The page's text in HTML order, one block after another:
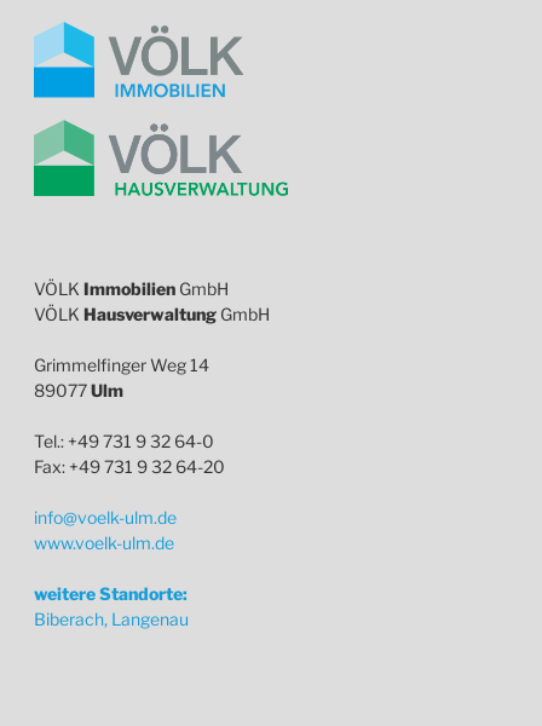
VÖLK Immobilien GmbH
VÖLK Hausverwaltung GmbH
Grimmelfinger Weg 14
89077Ulm
Tel.: +49 731 9 32 64-0
Fax: +49 731 9 32 64-20
info@voelk-ulm.de
www.voelk-ulm.de
weitere Standorte:
Biberach, Langenau